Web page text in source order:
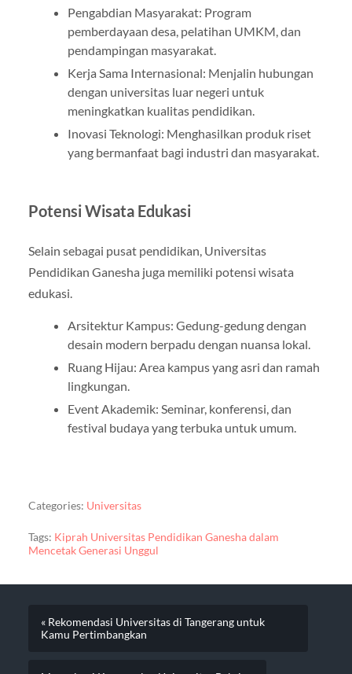
Pengabdian Masyarakat: Program
pemberdayaan desa, pelatihan UMKM, dan
pendampingan masyarakat.
Kerja Sama Internasional: Menjalin hubungan
dengan universitas luar negeri untuk
meningkatkan kualitas pendidikan.
Inovasi Teknologi: Menghasilkan produk riset
yang bermanfaat bagi industri dan masyarakat.
Potensi Wisata Edukasi
Selain sebagai pusat pendidikan, Universitas
Pendidikan Ganesha juga memiliki potensi wisata
edukasi.
Arsitektur Kampus: Gedung-gedung dengan
desain modern berpadu dengan nuansa lokal.
Ruang Hijau: Area kampus yang asri dan ramah
lingkungan.
Event Akademik: Seminar, konferensi, dan
festival budaya yang terbuka untuk umum.
Categories: Universitas
Tags: Kiprah Universitas Pendidikan Ganesha dalam
Mencetak Generasi Unggul
« Rekomendasi Universitas di Tangerang untuk
Kamu Pertimbangkan